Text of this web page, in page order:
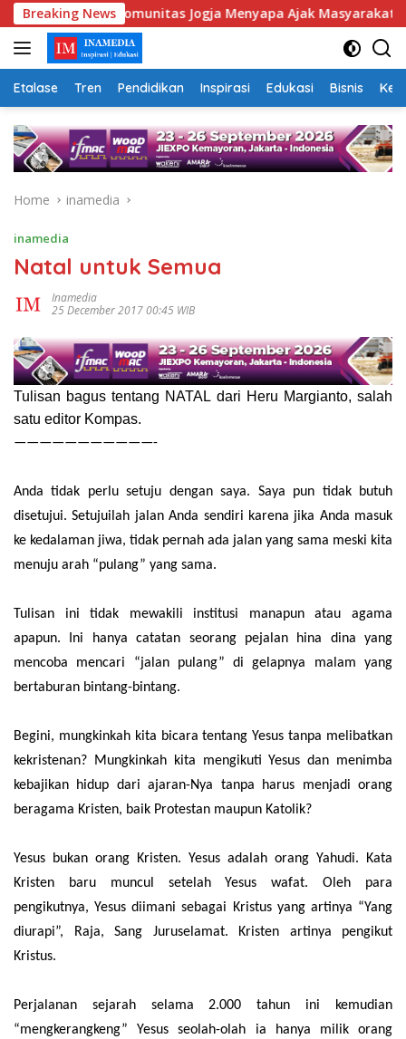
Skip
to
content
Breaking News
Komunitas Jogja Menyapa Ajak Masyarakat Lebih Cerdas
Etalase Tren Pendidikan Inspirasi Edukasi Bisnis
Home inamedia
inamedia
Natal untuk Semua
Inamedia
25 December 2017 00:45 WIB
Tulisan bagus tentang NATAL dari Heru Margianto, salah
satu editor Kompas.
———————————-
Anda tidak perlu setuju dengan saya. Saya pun tidak butuh
disetujui. Setujuilah jalan Anda sendiri karena jika Anda masuk
ke kedalaman jiwa, tidak pernah ada jalan yang sama meski kita
menuju arah “pulang” yang sama.
Tulisan ini tidak mewakili institusi manapun atau agama
apapun. Ini hanya catatan seorang pejalan hina dina yang
mencoba mencari “jalan pulang” di gelapnya malam yang
bertaburan bintang-bintang.
Begini, mungkinkah kita bicara tentang Yesus tanpa melibatkan
kekristenan? Mungkinkah kita mengikuti Yesus dan menimba
kebajikan hidup dari ajaran-Nya tanpa harus menjadi orang
beragama Kristen, baik Protestan maupun Katolik?
Yesus bukan orang Kristen. Yesus adalah orang Yahudi. Kata
Kristen baru muncul setelah Yesus wafat. Oleh para
pengikutnya, Yesus diimani sebagai Kristus yang artinya “Yang
diurapi”, Raja, Sang Juruselamat. Kristen artinya pengikut
Kristus.
Perjalanan sejarah selama 2.000 tahun ini kemudian
“mengkerangkeng” Yesus seolah-olah ia hanya milik orang